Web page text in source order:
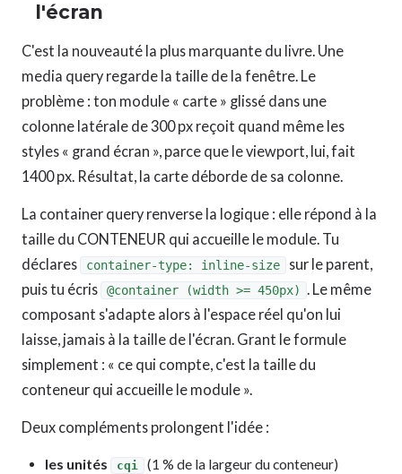
l'écran
C'est la nouveauté la plus marquante du livre. Une
media query regarde la taille de la fenêtre. Le
problème : ton module « carte » glissé dans une
colonne latérale de 300 px reçoit quand même les
styles « grand écran », parce que le viewport, lui, fait
1400 px. Résultat, la carte déborde de sa colonne.
La container query renverse la logique : elle répond à la
taille du CONTENEUR qui accueille le module. Tu
déclares
container-type: inline-size
sur le parent,
puis tu écris
@container (width >= 450px) . Le même
composant s'adapte alors à l'espace réel qu'on lui
laisse, jamais à la taille de l'écran. Grant le formule
simplement : « ce qui compte, c'est la taille du
conteneur qui accueille le module ».
Deux compléments prolongent l'idée :
les unités cqi
(1 % de la largeur du conteneur)